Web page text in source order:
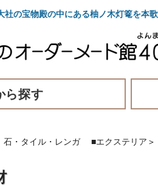
宝物殿の中にある柚ノ木灯篭を本歌
ら探す
石・タイル・レンガ ■エクステリア ＞